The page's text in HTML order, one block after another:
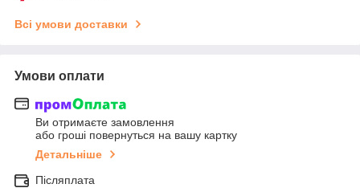
Всі умови доставки
Умови оплати
Ви отримаєте замовлення
або гроші повернуться на вашу картку
Детальніше
Післяплата